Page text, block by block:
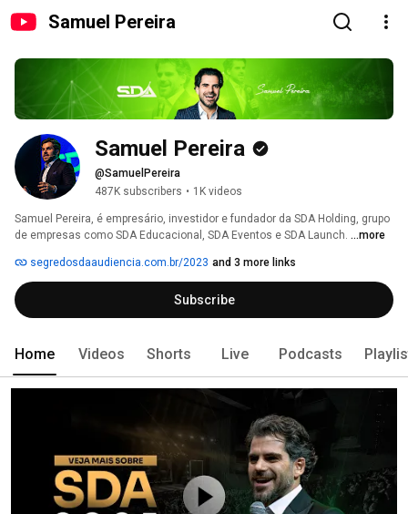
Samuel Pereira
Samuel Pereira
@SamuelPereira
487K subscribers • 1K videos
Samuel Pereira, é empresário, investidor e fundador da SDA Holding, grupo
de empresas como SDA Educacional, SDA Eventos e SDA Launch. ...more
segredosdaaudiencia.com.br/2023 and 3 more links
Subscribe
Home Videos Shorts Live Podcasts